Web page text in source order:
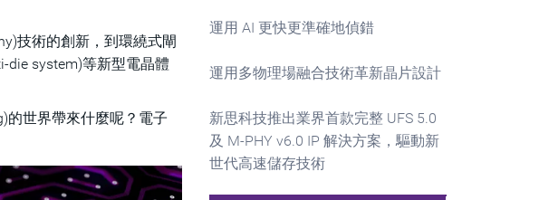
技術的創新，到環繞式閘
die system)等新型電晶體
的世界帶來什麼呢？電子
運用 AI 更快更準確地偵錯
運用多物理場融合技術革新晶片設計
新思科技推出業界首款完整 UFS 5.0
及 M-PHY v6.0 IP 解決方案，驅動新
世代高速儲存技術